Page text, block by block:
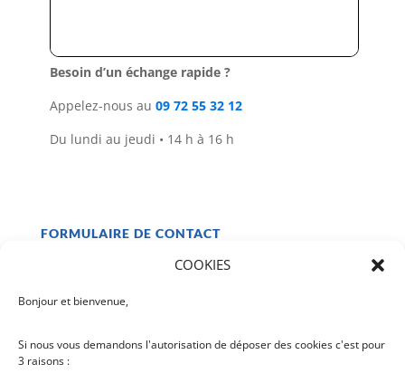
COOKIES
Bonjour et bienvenue,
Si nous vous demandons l'autorisation de déposer des cookies c'est pour
3 raisons :
Besoin d’un échange rapide ?
Appelez-nous au 09 72 55 32 12
Du lundi au jeudi • 14 h à 16 h
FORMULAIRE DE CONTACT
Parlons de votre projet de formation
Notre équipe vous conseille dans le choix de votre
de votre parcours.